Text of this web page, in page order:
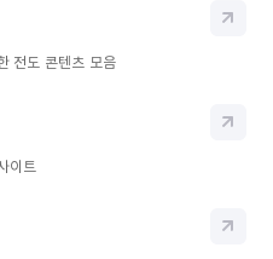
전도 콘텐츠 모음
바로
이트
바로
바로